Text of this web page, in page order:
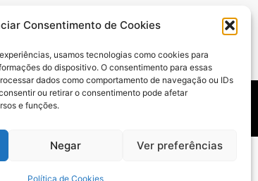
Consentimento de Cookies
usamos tecnologias como cookies para
do dispositivo. O consentimento para essas
dados como comportamento de navegação ou IDs
ou retirar o consentimento pode afetar
e funções.
Negar Ver preferências
Política de Cookies
g
m
b
CULTURA E ENTRETENIMENTO